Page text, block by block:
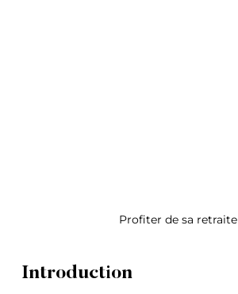
Profiter de sa retraite
Introduction